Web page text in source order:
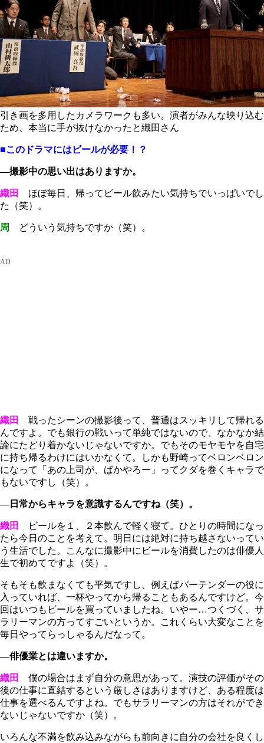
引き画を多用したカメラワークも多い。演者がみんな映り込む
ため、本当に手が抜けなかったと織田さん
■このドラマにはビールが必要！？
―撮影中の思い出はありますか。
織田 ほぼ毎日、帰ってビール飲みたい気持ちでいっぱいでし
た（笑）。
周 どういう気持ちですか（笑）。
織田
戦ったシーンの撮影後って、普通はスッキリして帰れる
んですよ。でも銀行の戦いって単純ではないので、なかなか結
論にたどり着かないじゃないですか。でもそのモヤモヤを自宅
に持ち帰るわけにはいかなくて。しかも野崎ってベロンベロン
になって「あの上司が、ばかやろー」ってクダを巻くキャラで
もないですし（笑）。
―日常からキャラを意識するんですね（笑）。
織田
ビールを１、２本飲んで軽く寝て。ひとりの時間になっ
たら今日のことを考えて。明日には絶対に持ち越さないってい
う生活でした。こんなに撮影中にビールを消費したのは俳優人
生で初めてですよ（笑）。
そもそも飲まなくても平気ですし、例えばバーテンダーの役に
入っていれば、一杯やってから帰ることもあるんですけど。今
回はいつもビールを買っていましたね。いやー…つくづく、サ
ラリーマンの方ってすごいというか。これくらい大変なことを
毎日やってらっしゃるんだなって。
―俳優業とは違いますか。
織田
僕の場合はまず自分の意思があって。演技の評価がその
後の仕事に直結するという厳しさはありますけど、ある程度は
仕事を選べるんですよね。でもサラリーマンの方はそれができ
ないじゃないですか（笑）。
いろんな不満を飲み込みながらも前向きに自分の会社を良くし